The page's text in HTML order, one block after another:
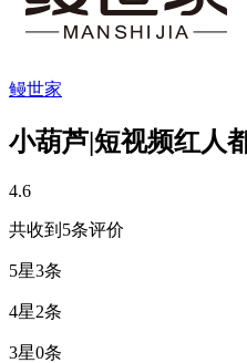
鳗世家
小葫芦|短视频红人
4.6
共收到5条评价
5星3条
4星2条
3星0条